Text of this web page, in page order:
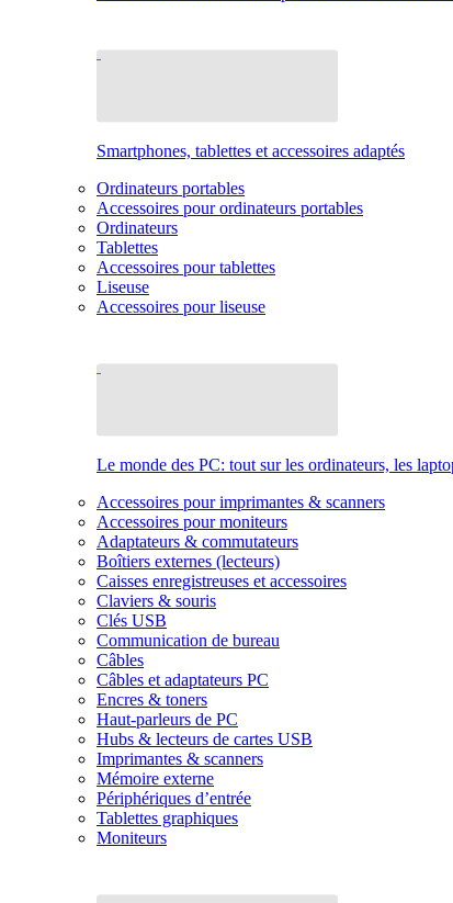
Smartphones, tablettes et accessoires adaptés
Ordinateurs portables
Accessoires pour ordinateurs portables
Ordinateurs
Tablettes
Accessoires pour tablettes
Liseuse
Accessoires pour liseuse
Le monde des PC: tout sur les ordinateurs, les
Accessoires pour imprimantes & scanners
Accessoires pour moniteurs
Adaptateurs & commutateurs
Boîtiers externes (lecteurs)
Caisses enregistreuses et accessoires
Claviers & souris
Clés USB
Communication de bureau
Câbles
Câbles et adaptateurs PC
Encres & toners
Haut-parleurs de PC
Hubs & lecteurs de cartes USB
Imprimantes & scanners
Mémoire externe
Périphériques d’entrée
Tablettes graphiques
Moniteurs